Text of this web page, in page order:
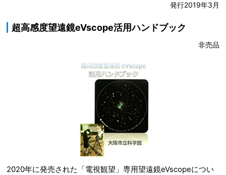
発行2019年3月
超高感度望遠鏡eVscope活用ハンドブック
非売品
2020年に発売された「電視観望」専用望遠鏡eVscopeについ